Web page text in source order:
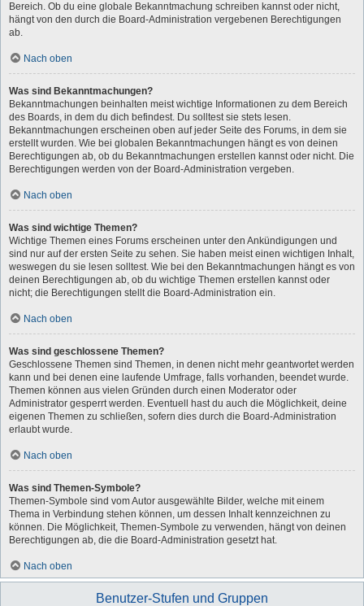
Bereich. Ob du eine globale Bekanntmachung schreiben kannst oder nicht,
hängt von den durch die Board-Administration vergebenen Berechtigungen
ab.
Nach oben
Was sind Bekanntmachungen?
Bekanntmachungen beinhalten meist wichtige Informationen zu dem Bereich
des Boards, in dem du dich befindest. Du solltest sie stets lesen.
Bekanntmachungen erscheinen oben auf jeder Seite des Forums, in dem sie
erstellt wurden. Wie bei globalen Bekanntmachungen hängt es von deinen
Berechtigungen ab, ob du Bekanntmachungen erstellen kannst oder nicht. Die
Berechtigungen werden von der Board-Administration vergeben.
Nach oben
Was sind wichtige Themen?
Wichtige Themen eines Forums erscheinen unter den Ankündigungen und
sind nur auf der ersten Seite zu sehen. Sie haben meist einen wichtigen Inhalt,
weswegen du sie lesen solltest. Wie bei den Bekanntmachungen hängt es von
deinen Berechtigungen ab, ob du wichtige Themen erstellen kannst oder
nicht; die Berechtigungen stellt die Board-Administration ein.
Nach oben
Was sind geschlossene Themen?
Geschlossene Themen sind Themen, in denen nicht mehr geantwortet werden
kann und bei denen eine laufende Umfrage, falls vorhanden, beendet wurde.
Themen können aus vielen Gründen durch einen Moderator oder
Administrator gesperrt werden. Eventuell hast du auch die Möglichkeit, deine
eigenen Themen zu schließen, sofern dies durch die Board-Administration
erlaubt wurde.
Nach oben
Was sind Themen-Symbole?
Themen-Symbole sind vom Autor ausgewählte Bilder, welche mit einem
Thema in Verbindung stehen können, um dessen Inhalt kennzeichnen zu
können. Die Möglichkeit, Themen-Symbole zu verwenden, hängt von deinen
Berechtigungen ab, die die Board-Administration gesetzt hat.
Nach oben
Benutzer-Stufen und Gruppen